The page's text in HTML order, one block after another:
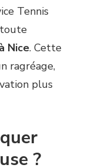
Tennis
Nice. Cette
ragréage,
plus
?